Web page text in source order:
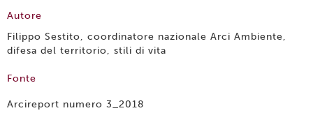
Autore
Filippo Sestito, coordinatore nazionale Arci Ambiente,
difesa del territorio, stili di vita
Fonte
Arcireport numero 3_2018